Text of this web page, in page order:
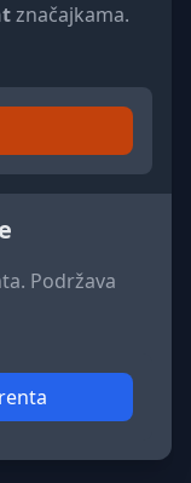
značajkama.
Podržava